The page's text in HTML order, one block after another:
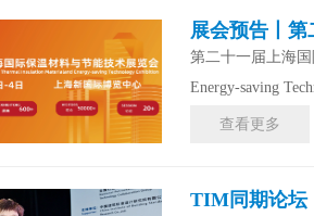
展会预告丨第
第二十一届上海国
Energy-saving
查看更多
TIM同期论坛